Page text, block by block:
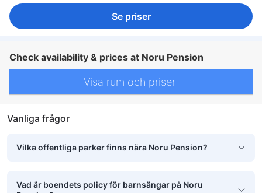
Se priser
Check availability & prices at Noru Pension
Visa rum och priser
Vanliga frågor
Vilka offentliga parker finns nära Noru Pension?
Vad är boendets policy för barnsängar på Noru